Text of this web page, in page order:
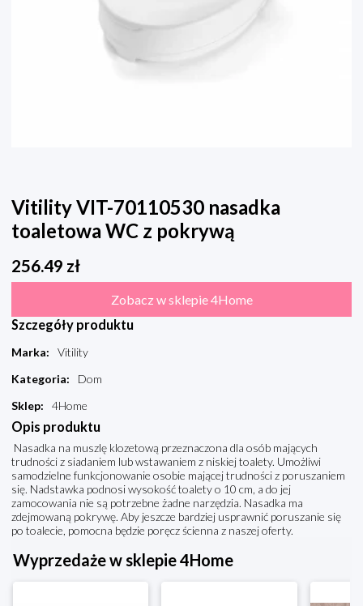
Vitility VIT-70110530 nasadka
toaletowa WC z pokrywą
256.49 zł
Zobacz w sklepie 4Home
Szczegóły produktu
Marka:
Vitility
Kategoria:
Dom
Sklep: 4Home
Opis produktu
Nasadka na muszlę klozetową przeznaczona dla osób mających
trudności z siadaniem lub wstawaniem z niskiej toalety. Umożliwi
samodzielne funkcjonowanie osobie mającej trudności z poruszaniem
się. Nadstawka podnosi wysokość toalety o 10 cm, a do jej
zamocowania nie są potrzebne żadne narzędzia. Nasadka ma
zdejmowaną pokrywę. Aby jeszcze bardziej usprawnić poruszanie się
po toalecie, pomocna będzie poręcz ścienna z naszej oferty.
Wyprzedaże w sklepie 4Home